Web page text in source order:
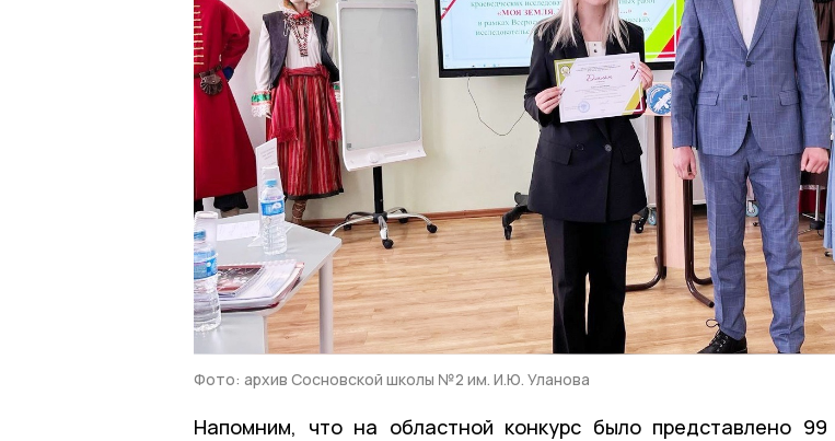
Фото: архив Сосновской школы №2 им. И.Ю. Уланова
Напомним, что на областной конкурс было представлено 99